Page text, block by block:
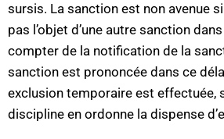
sursis. La sanction est non avenue
pas l’objet d’une autre sanction
compter de la notification de la
sanction est prononcée dans ce
exclusion temporaire est effectuée,
discipline en ordonne la dispense